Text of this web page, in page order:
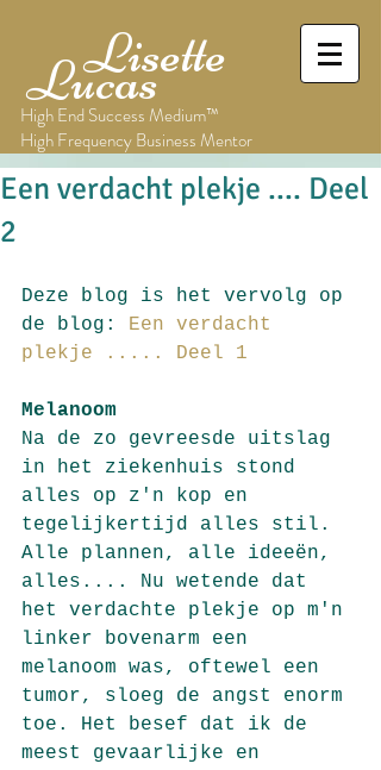
Lisette
Lucas
High End Success Medium™
High Frequency Business Mentor
Een verdacht plekje .... Deel
2
Deze blog is het vervolg op
de blog: Een verdacht
plekje ..... Deel 1
Melanoom
Na de zo gevreesde uitslag
in het ziekenhuis stond
alles op z'n kop en
tegelijkertijd alles stil.
Alle plannen, alle ideeën,
alles.... Nu wetende dat
het verdachte plekje op m'n
linker bovenarm een
melanoom was, oftewel een
tumor, sloeg de angst enorm
toe. Het besef dat ik de
meest gevaarlijke en